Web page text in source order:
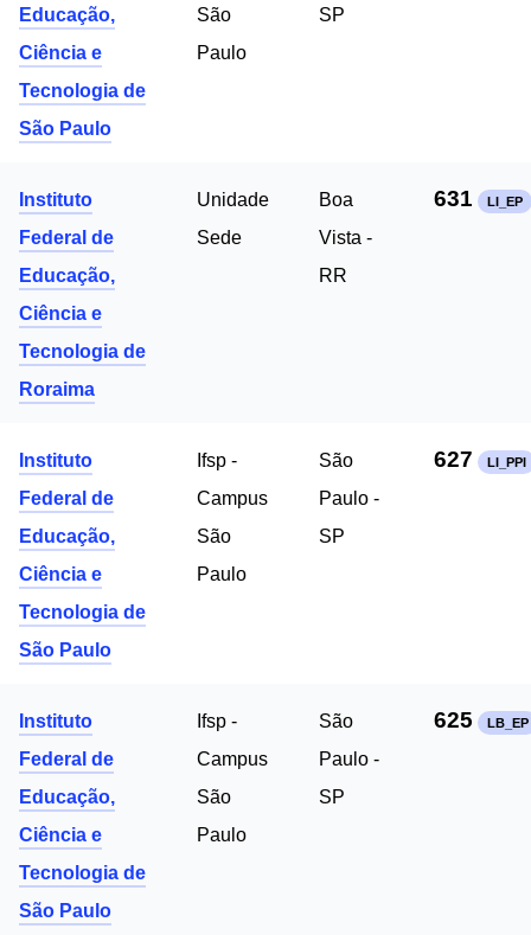
Educação,
Ciência e
Tecnologia de
São Paulo
São
Paulo
SP
Instituto
Federal de
Educação,
Ciência e
Tecnologia de
Roraima
Unidade
Sede
Boa
Vista -
RR
631 LI_EP
Instituto
Federal de
Educação,
Ciência e
Tecnologia de
São Paulo
Ifsp -
Campus
São
Paulo
São
Paulo -
SP
627 LI_PPI
Instituto
Federal de
Educação,
Ciência e
Tecnologia de
São Paulo
Ifsp -
Campus
São
Paulo
São
Paulo -
SP
625 LB_EP